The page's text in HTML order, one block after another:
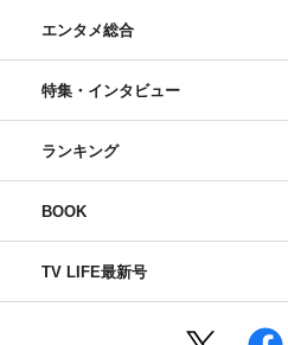
エンタメ総合
特集・インタビュー
ランキング
BOOK
TV LIFE最新号